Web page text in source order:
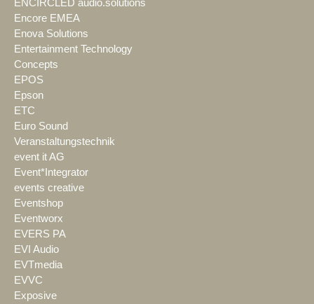
ENCIRCLED audio.solutions
Encore EMEA
Enova Solutions
Entertainment Technology
Concepts
EPOS
Epson
ETC
Euro Sound
Veranstaltungstechnik
event it AG
Event*Integrator
events creative
Eventshop
Eventworx
EVERS PA
EVI Audio
EVTmedia
EVVC
Exposive